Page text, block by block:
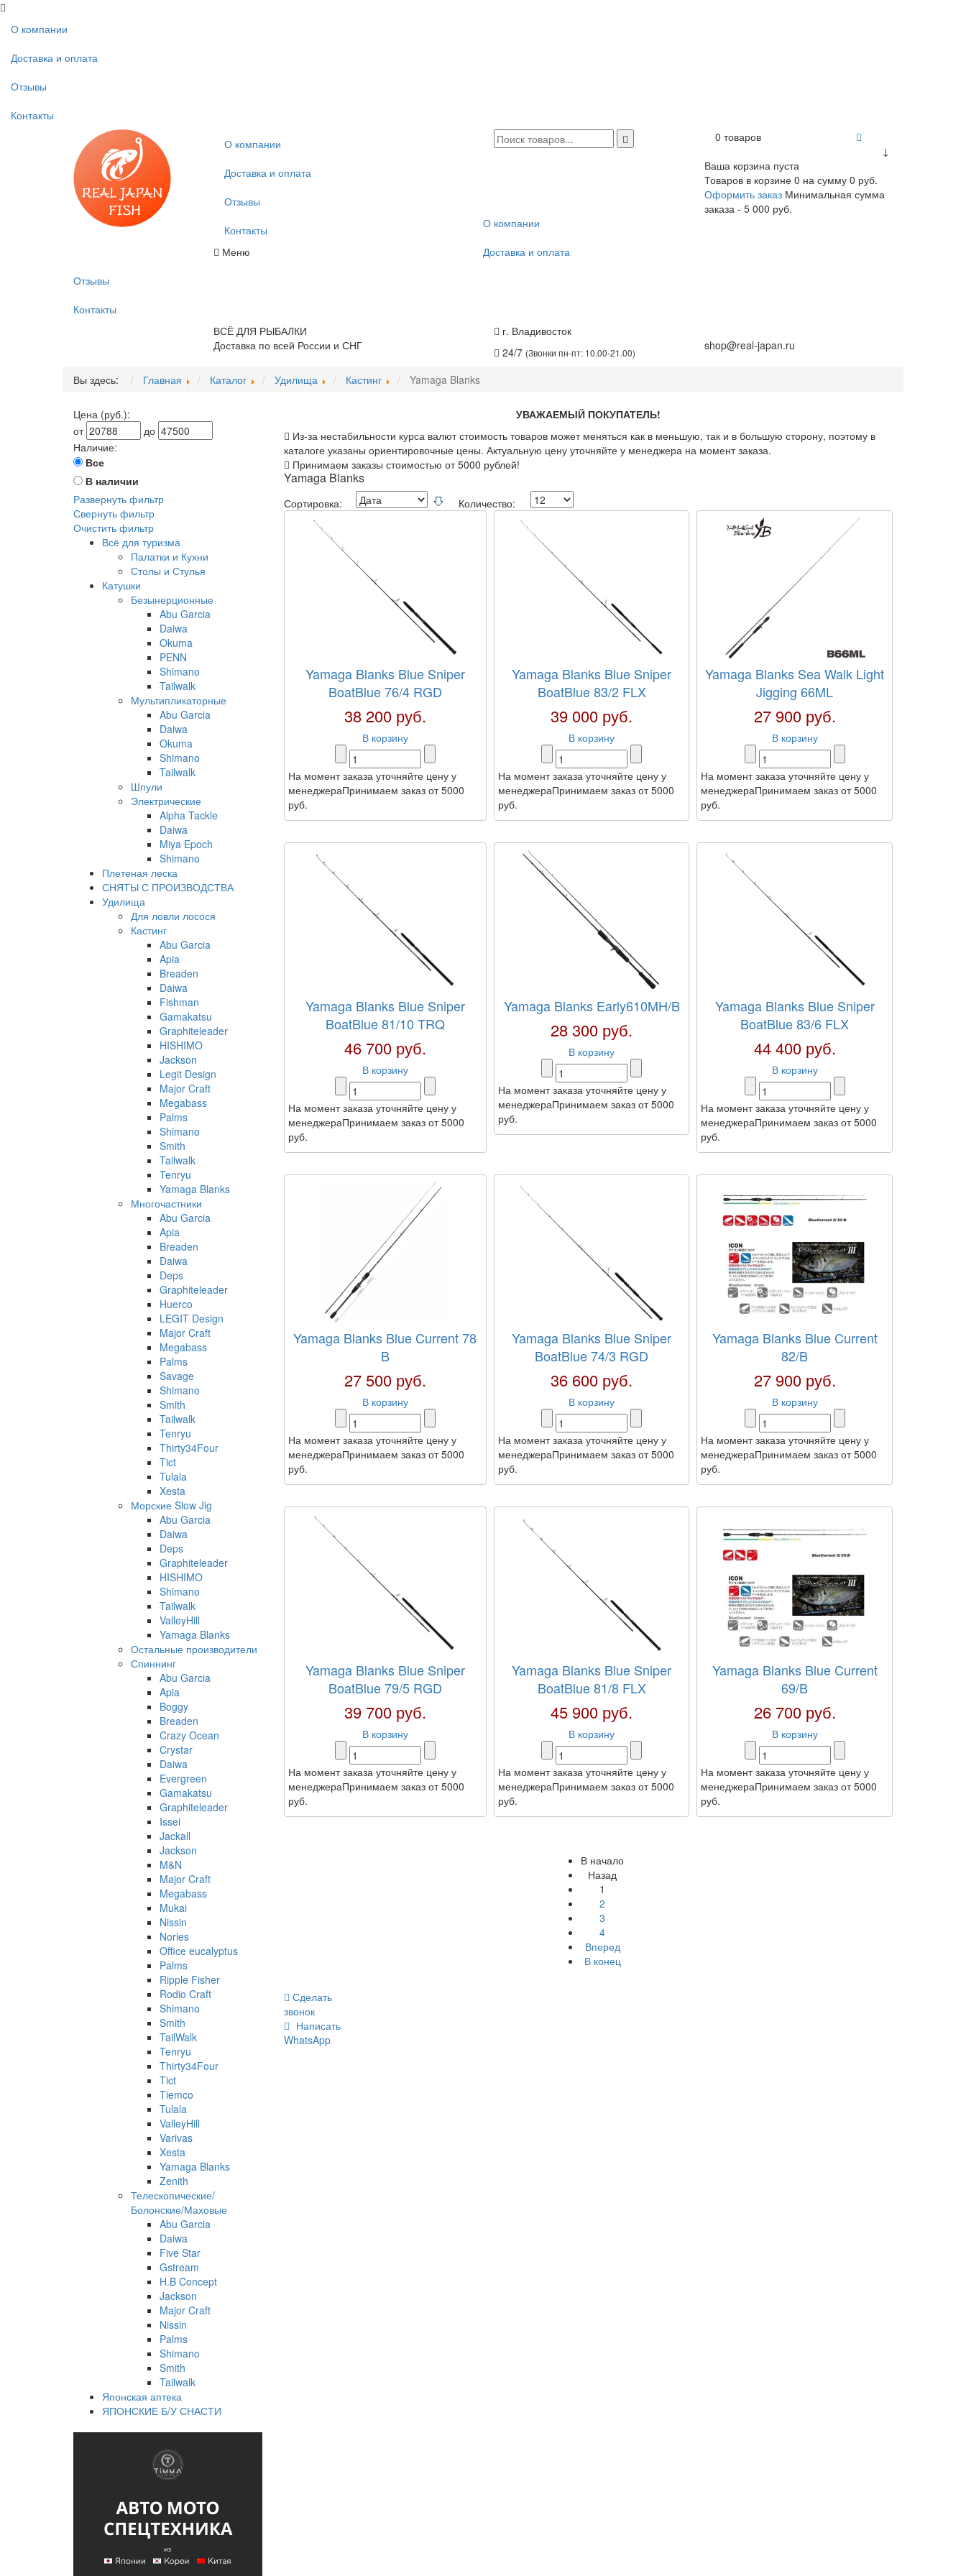
О компании
Доставка и оплата
Отзывы
Контакты
О компании
Доставка и оплата
Отзывы
Контакты
Меню
0 товаров
↓
Ваша корзина пуста
Товаров в корзине 0 на сумму 0 руб.
Оформить заказ Минимальная сумма
заказа - 5 000 руб.
О компании
Доставка и оплата
Отзывы
Контакты
ВСЁ ДЛЯ РЫБАЛКИ
Доставка по всей России и СНГ
г. Владивосток
24/7 (Звонки пн-пт: 10.00-21.00)
shop@real-japan.ru
Вы здесь: Главная Каталог Удилища Кастинг Yamaga Blanks
Цена (руб.):
от
до
Наличие:
Все
В наличии
Развернуть фильтр
Свернуть фильтр
Очистить фильтр
Всё для туризма
Палатки и Кухни
Столы и Стулья
Катушки
Безынерционные
Abu Garcia
Daiwa
Okuma
PENN
Shimano
Tailwalk
Мультипликаторные
Abu Garcia
Daiwa
Okuma
Shimano
Tailwalk
Шпули
Электрические
Alpha Tackle
Daiwa
Miya Epoch
Shimano
Плетеная леска
СНЯТЫ С ПРОИЗВОДСТВА
Удилища
Для ловли лосося
Кастинг
Abu Garcia
Apia
Breaden
Daiwa
Fishman
Gamakatsu
Graphiteleader
HISHIMO
Jackson
Legit Design
Major Craft
Megabass
Palms
Shimano
Smith
Tailwalk
Tenryu
Yamaga Blanks
Многочастники
Abu Garcia
Apia
Breaden
Daiwa
Deps
Graphiteleader
Huerco
LEGIT Design
Major Craft
Megabass
Palms
Savage
Shimano
Smith
Tailwalk
Tenryu
Thirty34Four
Tict
Tulala
Xesta
Морские Slow Jig
Abu Garcia
Daiwa
Deps
Graphiteleader
HISHIMO
Shimano
Tailwalk
ValleyHill
Yamaga Blanks
Остальные производители
Спиннинг
Abu Garcia
Apia
Boggy
Breaden
Crazy Ocean
Crystar
Daiwa
Evergreen
Gamakatsu
Graphiteleader
Issei
Jackall
Jackson
M&N
Major Craft
Megabass
Mukai
Nissin
Nories
Office eucalyptus
Palms
Ripple Fisher
Rodio Craft
Shimano
Smith
TailWalk
Tenryu
Thirty34Four
Tict
Tiemco
Tulala
ValleyHill
Varivas
Xesta
Yamaga Blanks
Zenith
Телескопические/
Болонские/Маховые
Abu Garcia
Daiwa
Five Star
Gstream
H.B Concept
Jackson
Major Craft
Nissin
Palms
Shimano
Smith
Tailwalk
Японская аптека
ЯПОНСКИЕ Б/У СНАСТИ
УВАЖАЕМЫЙ ПОКУПАТЕЛЬ!
Из-за нестабильности курса валют стоимость товаров может меняться как в меньшую, так и в большую сторону, поэтому в
каталоге указаны ориентировочные цены. Актуальную цену уточняйте у менеджера на момент заказа.
Принимаем заказы стоимостью от 5000 рублей!
Yamaga Blanks
Сортировка: Количество:
Yamaga Blanks Blue Sniper
BoatBlue 76/4 RGD
38 200 руб.
В корзину
На момент заказа уточняйте цену у
менеджераПринимаем заказ от 5000
руб.
Yamaga Blanks Blue Sniper
BoatBlue 83/2 FLX
39 000 руб.
В корзину
На момент заказа уточняйте цену у
менеджераПринимаем заказ от 5000
руб.
Yamaga Blanks Sea Walk Light
Jigging 66ML
27 900 руб.
В корзину
На момент заказа уточняйте цену у
менеджераПринимаем заказ от 5000
руб.
Yamaga Blanks Blue Sniper
BoatBlue 81/10 TRQ
46 700 руб.
В корзину
На момент заказа уточняйте цену у
менеджераПринимаем заказ от 5000
руб.
Yamaga Blanks Early610MH/B
28 300 руб.
В корзину
На момент заказа уточняйте цену у
менеджераПринимаем заказ от 5000
руб.
Yamaga Blanks Blue Sniper
BoatBlue 83/6 FLX
44 400 руб.
В корзину
На момент заказа уточняйте цену у
менеджераПринимаем заказ от 5000
руб.
Yamaga Blanks Blue Current 78
B
27 500 руб.
В корзину
На момент заказа уточняйте цену у
менеджераПринимаем заказ от 5000
руб.
Yamaga Blanks Blue Sniper
BoatBlue 74/3 RGD
36 600 руб.
В корзину
На момент заказа уточняйте цену у
менеджераПринимаем заказ от 5000
руб.
Yamaga Blanks Blue Current
82/B
27 900 руб.
В корзину
На момент заказа уточняйте цену у
менеджераПринимаем заказ от 5000
руб.
Yamaga Blanks Blue Sniper
BoatBlue 79/5 RGD
39 700 руб.
В корзину
На момент заказа уточняйте цену у
менеджераПринимаем заказ от 5000
руб.
Yamaga Blanks Blue Sniper
BoatBlue 81/8 FLX
45 900 руб.
В корзину
На момент заказа уточняйте цену у
менеджераПринимаем заказ от 5000
руб.
Yamaga Blanks Blue Current
69/B
26 700 руб.
В корзину
На момент заказа уточняйте цену у
менеджераПринимаем заказ от 5000
руб.
В начало
Назад
1
2
3
4
Вперед
В конец
Сделать
звонок
Написать
WhatsApp